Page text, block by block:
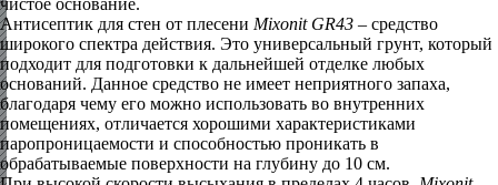
чистое основание.
Антисептик для стен от плесени Mixonit GR43 – средство
широкого спектра действия. Это универсальный грунт, который
подходит для подготовки к дальнейшей отделке любых
оснований. Данное средство не имеет неприятного запаха,
благодаря чему его можно использовать во внутренних
помещениях, отличается хорошими характеристиками
паропроницаемости и способностью проникать в
обрабатываемые поверхности на глубину до 10 см.